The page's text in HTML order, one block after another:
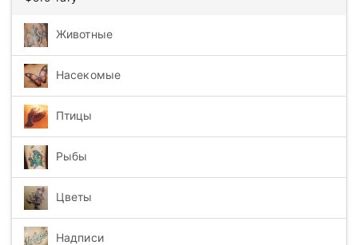
Животные
Насекомые
Птицы
Рыбы
Цветы
Надписи